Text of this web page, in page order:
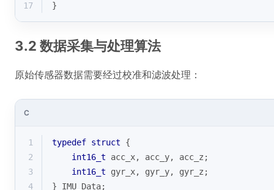
17
}
3.2 数据采集与处理算法
原始传感器数据需要经过校准和滤波处理：
C
1 typedef struct {
2
int16_t acc_x, acc_y, acc_z;
3
int16_t gyr_x, gyr_y, gyr_z;
4
} IMU_Data;